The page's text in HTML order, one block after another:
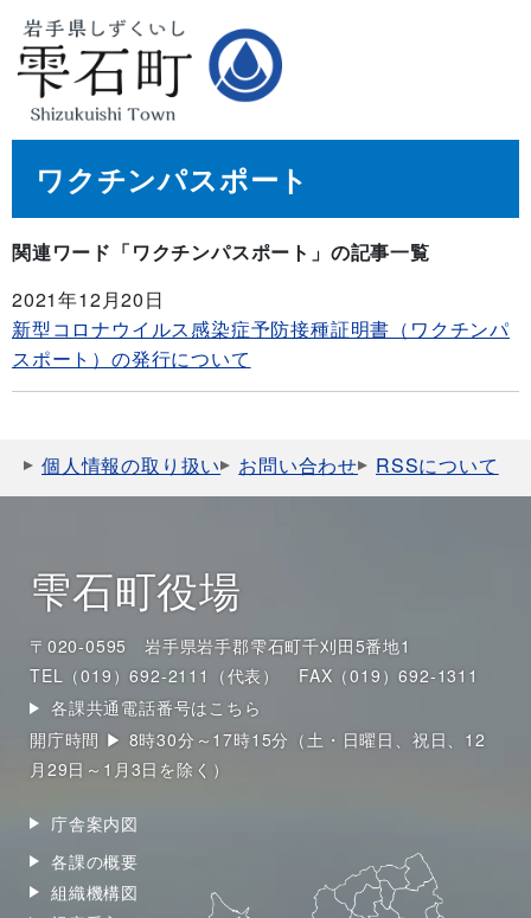
ワクチンパスポート
関連ワード「ワクチンパスポート」の記事一覧
2021年12月20日
新型コロナウイルス感染症予防接種証明書（ワクチンパ
スポート）の発行について
個人情報の取り扱い お問い合わせ RSSについて
雫石町役場
〒020-0595 岩手県岩手郡雫石町千刈田5番地1
TEL（019）692-2111（代表）
FAX（019）692-1311
各課共通電話番号はこちら
開庁時間 ▶ 8時30分～17時15分（土・日曜日、祝日、12
月29日～1月3日を除く）
庁舎案内図
各課の概要
組織機構図